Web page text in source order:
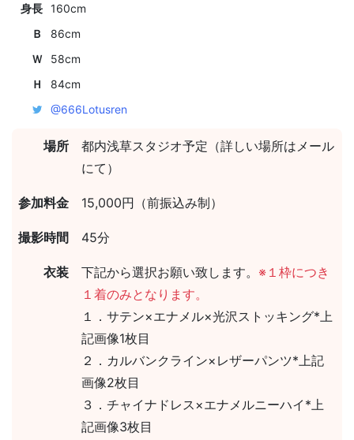
身長 160cm
Ｂ
86cm
Ｗ
58cm
Ｈ
84cm
@666Lotusren
場所
都内浅草スタジオ予定（詳しい場所はメール
にて）
参加料金 15,000円（前振込み制）
撮影時間 45分
衣装 下記から選択お願い致します。 ※１枠につき
１着のみとなります。
１．サテン×エナメル×光沢ストッキング*上
記画像1枚目
２．カルバンクライン×レザーパンツ*上記
画像2枚目
３．チャイナドレス×エナメルニーハイ*上
記画像3枚目